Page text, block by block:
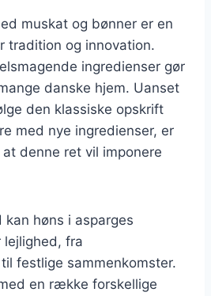
muskat og bønner er en
tradition og innovation.
ingredienser gør
danske hjem. Uanset
den klassiske opskrift
med nye ingredienser, er
denne ret vil imponere
høns i asparges
lejlighed, fra
festlige sammenkomster.
en række forskellige